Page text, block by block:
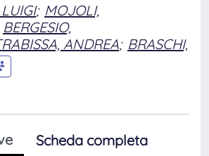
; MOJOLI,
BERGESIO,
ANDREA; BRASCHI,
Scheda completa